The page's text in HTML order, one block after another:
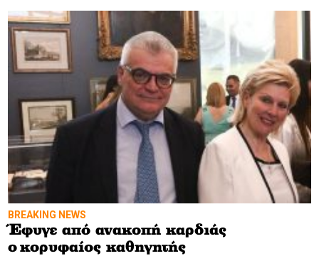
BREAKING NEWS
Έφυγε από ανακοπή καρδιάς
ο κορυφαίος καθηγητής